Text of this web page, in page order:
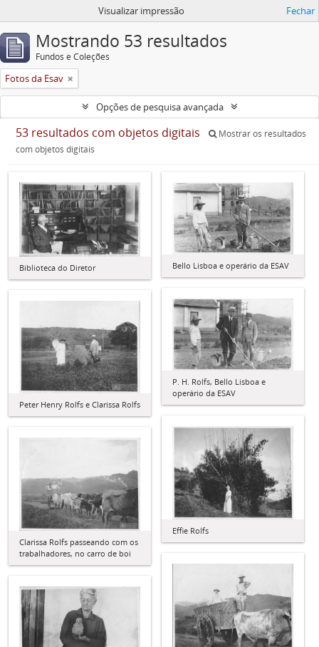
Visualizar impressão Fechar
Mostrando 53 resultados
Fundos e Coleções
Fotos da Esav
Opções de pesquisa avançada
53 resultados com objetos digitais
Mostrar os resultados
com objetos digitais
Biblioteca do Diretor Bello Lisboa e operário da ESAV
P. H. Rolfs, Bello Lisboa e
operário da ESAV
Peter Henry Rolfs e Clarissa Rolfs
Effie Rolfs
Clarissa Rolfs passeando com os
trabalhadores, no carro de boi